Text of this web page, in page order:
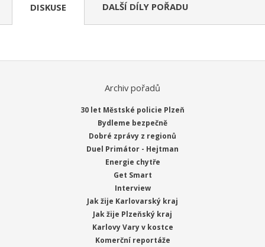
DISKUSE DALŠÍ DÍLY POŘADU
Archiv pořadů
30 let Městské policie Plzeň
Bydleme bezpečně
Dobré zprávy z regionů
Duel Primátor - Hejtman
Energie chytře
Get Smart
Interview
Jak žije Karlovarský kraj
Jak žije Plzeňský kraj
Karlovy Vary v kostce
Komerční reportáže